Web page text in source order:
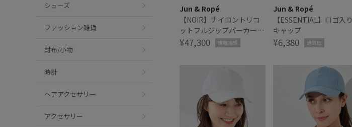
シューズ
ファッション雑貨
財布/小物
時計
ヘアアクセサリー
アクセサリー
Jun & Ropé
【NOIR】ナイロントリコ
ットフルジップパーカー/
接触冷感・防シワ・ユニセ
¥47,300 接触冷感
Jun & Ropé
【ESSENTIAL】ロゴ入り
キャップ
¥6,380 通気性